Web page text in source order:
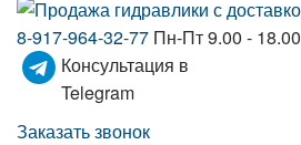
8-917-964-32-77 Пн-Пт 9.00 - 18.00
Консультация в
Telegram
Заказать звонок